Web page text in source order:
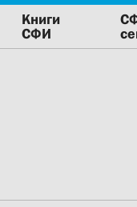
Книги
СФИ